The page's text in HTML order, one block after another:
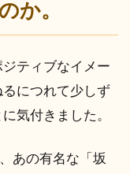
か。
ティブなイメー
につれて少しず
気付きました。
あの有名な「坂